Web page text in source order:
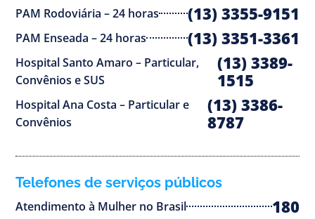
PAM Rodoviária – 24 horas (13) 3355-9151
PAM Enseada – 24 horas (13) 3351-3361
Hospital Santo Amaro – Particular,
Convênios e SUS
(13) 3389-
1515
Hospital Ana Costa – Particular e
Convênios
(13) 3386-
8787
Telefones de serviços públicos
Atendimento à Mulher no Brasil 180